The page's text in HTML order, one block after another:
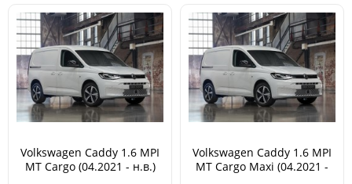
Volkswagen Caddy 1.6 MPI
MT Cargo (04.2021 - н.в.)
Volkswagen Caddy 1.6 MPI
MT Cargo Maxi (04.2021 -